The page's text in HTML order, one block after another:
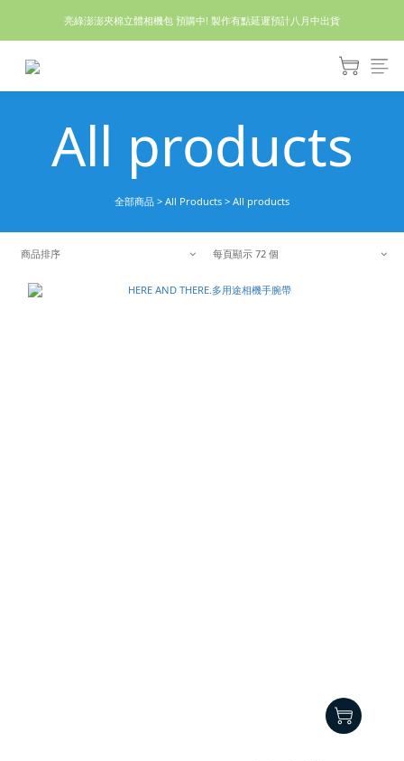
休假回來了!8/5恢復出貨₍˄•༝•˄₎◞✩
亮綠澎澎夾棉立體相機包 預購中! 製作有點延遲預計八月中出貨
All products
全部商品 > All Products > All products
商品排序 每頁顯示 72 個